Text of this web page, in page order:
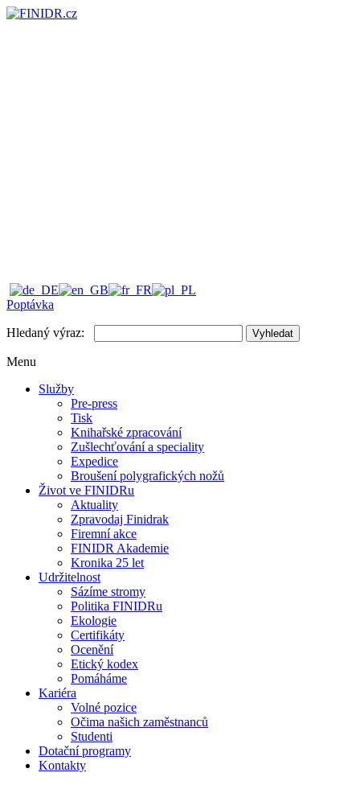
Poptávka
Hledaný výraz: Vyhledat
Menu
Služby
Pre-press
Tisk
Knihařské zpracování
Zušlechťování a speciality
Expedice
Broušení polygrafických nožů
Život ve FINIDRu
Aktuality
Zpravodaj Finidrak
Firemní akce
FINIDR Akademie
Kronika 25 let
Udržitelnost
Sázíme stromy
Politika FINIDRu
Ekologie
Certifikáty
Ocenění
Etický kodex
Pomáháme
Kariéra
Volné pozice
Očima našich zaměstnanců
Studenti
Dotační programy
Kontakty